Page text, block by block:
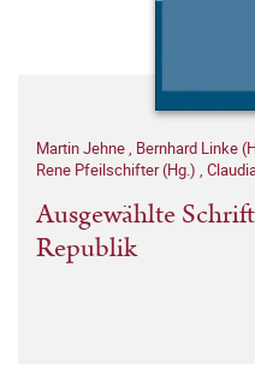
Martin Jehne, Bernhard Linke
Rene Pfeilschifter (Hg.) ,
Ausgewählte
Republik